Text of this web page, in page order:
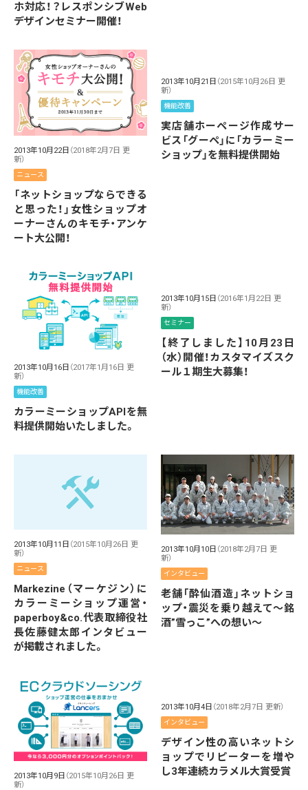
ホ対応！？レスポンシブWeb
デザインセミナー開催！
2013年10月22日 （2018年2月7日 更
新）
ニュース
「ネットショップならできる
と思った！」女性ショップオ
ーナーさんのキモチ・アンケ
ート大公開！
2013年10月21日 （2015年10月26日 更
新）
機能改善
実店舗ホーページ作成サー
ビス「グーペ」に「カラーミー
ショップ」を無料提供開始
2013年10月16日 （2017年1月16日 更
新）
機能改善
カラーミーショップAPIを無
料提供開始いたしました。
2013年10月15日 （2016年1月22日 更
新）
セミナー
【終了しました】10月23日
（水）開催！カスタマイズスク
ール１期生大募集！
2013年10月11日 （2015年10月26日 更
新）
ニュース
Markezine（マーケジン）に
カラーミーショップ運営・
paperboy&co.代表取締役社
長佐藤健太郎インタビュー
が掲載されました。
2013年10月10日 （2018年2月7日 更
新）
インタビュー
老舗「酔仙酒造」ネットショ
ップ・震災を乗り越えて～銘
酒”雪っこ”への想い～
2013年10月9日 （2015年10月26日 更
新）
2013年10月4日 （2018年2月7日 更新）
インタビュー
デザイン性の高いネットシ
ョップでリピーターを増や
し3年連続カラメル大賞受賞